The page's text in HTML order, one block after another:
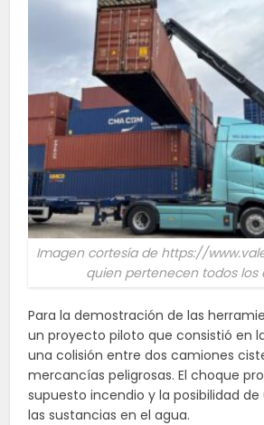
Imagen cortesía de https://
quien pertenecen todos los
Para la demostración de las
un proyecto piloto que consistió en
una colisión entre dos camiones
mercancías peligrosas. El choque
supuesto incendio y la posibilidad
las sustancias en el agua.